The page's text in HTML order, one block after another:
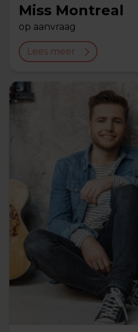
Miss Montreal
op aanvraag
Lees meer